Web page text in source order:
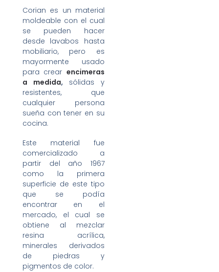
Corian es un material
moldeable con el cual
se pueden hacer
desde lavabos hasta
mobiliario, pero es
mayormente usado
para crear encimeras
a medida, sólidas y
resistentes, que
cualquier persona
sueña con tener en su
cocina.
Este material fue
comercializado a
partir del año 1967
como la primera
superficie de este tipo
que se podía
encontrar en el
mercado, el cual se
obtiene al mezclar
resina acrílica,
minerales derivados
de piedras y
pigmentos de color.